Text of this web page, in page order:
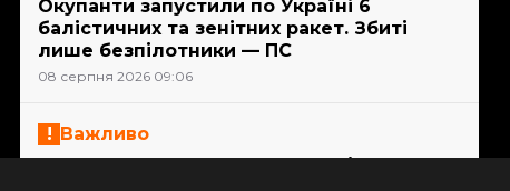
Окупанти запустили по Україні 6
балістичних та зенітних ракет. Збиті
лише безпілотники — ПС
08 серпня 2026 09:06
Важливо
21 людина постраждала внаслідок атак